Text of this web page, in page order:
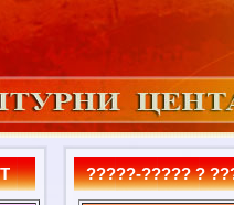
?????-????? ?